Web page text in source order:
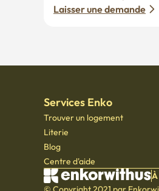
Literie
Blog
Centre d'aide
© Copyright 2021 par
Numéro d'enregistrement d'entreprise :
Numéro de déclaration de vente par